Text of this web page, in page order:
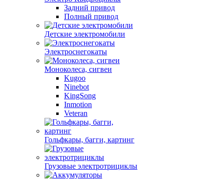
Задний привод
Полный привод
Детские электромобили
Электроснегокаты
Моноколеса, сигвеи
Kugoo
Ninebot
KingSong
Inmotion
Veteran
Гольфкары, багги, картинг
Грузовые электротрициклы